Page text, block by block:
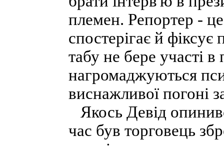
племен. Репортер -
спостерігає й
табу не бере участі
нагромаджуються
виснажливої погоні
Якось Девід
час був торговець